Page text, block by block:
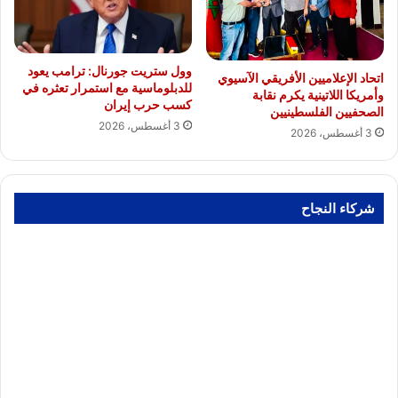
اتحاد الإعلاميين الأفريقي الآسيوي
وأمريكا اللاتينية يكرم نقابة
الصحفيين الفلسطينيين
3 أغسطس، 2026
وول ستريت جورنال: ترامب يعود
للدبلوماسية مع استمرار تعثره في
كسب حرب إيران
3 أغسطس، 2026
شركاء النجاح